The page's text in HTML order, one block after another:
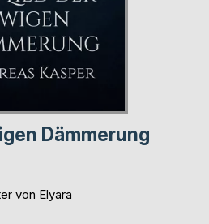
Dämmerung
von Elyara